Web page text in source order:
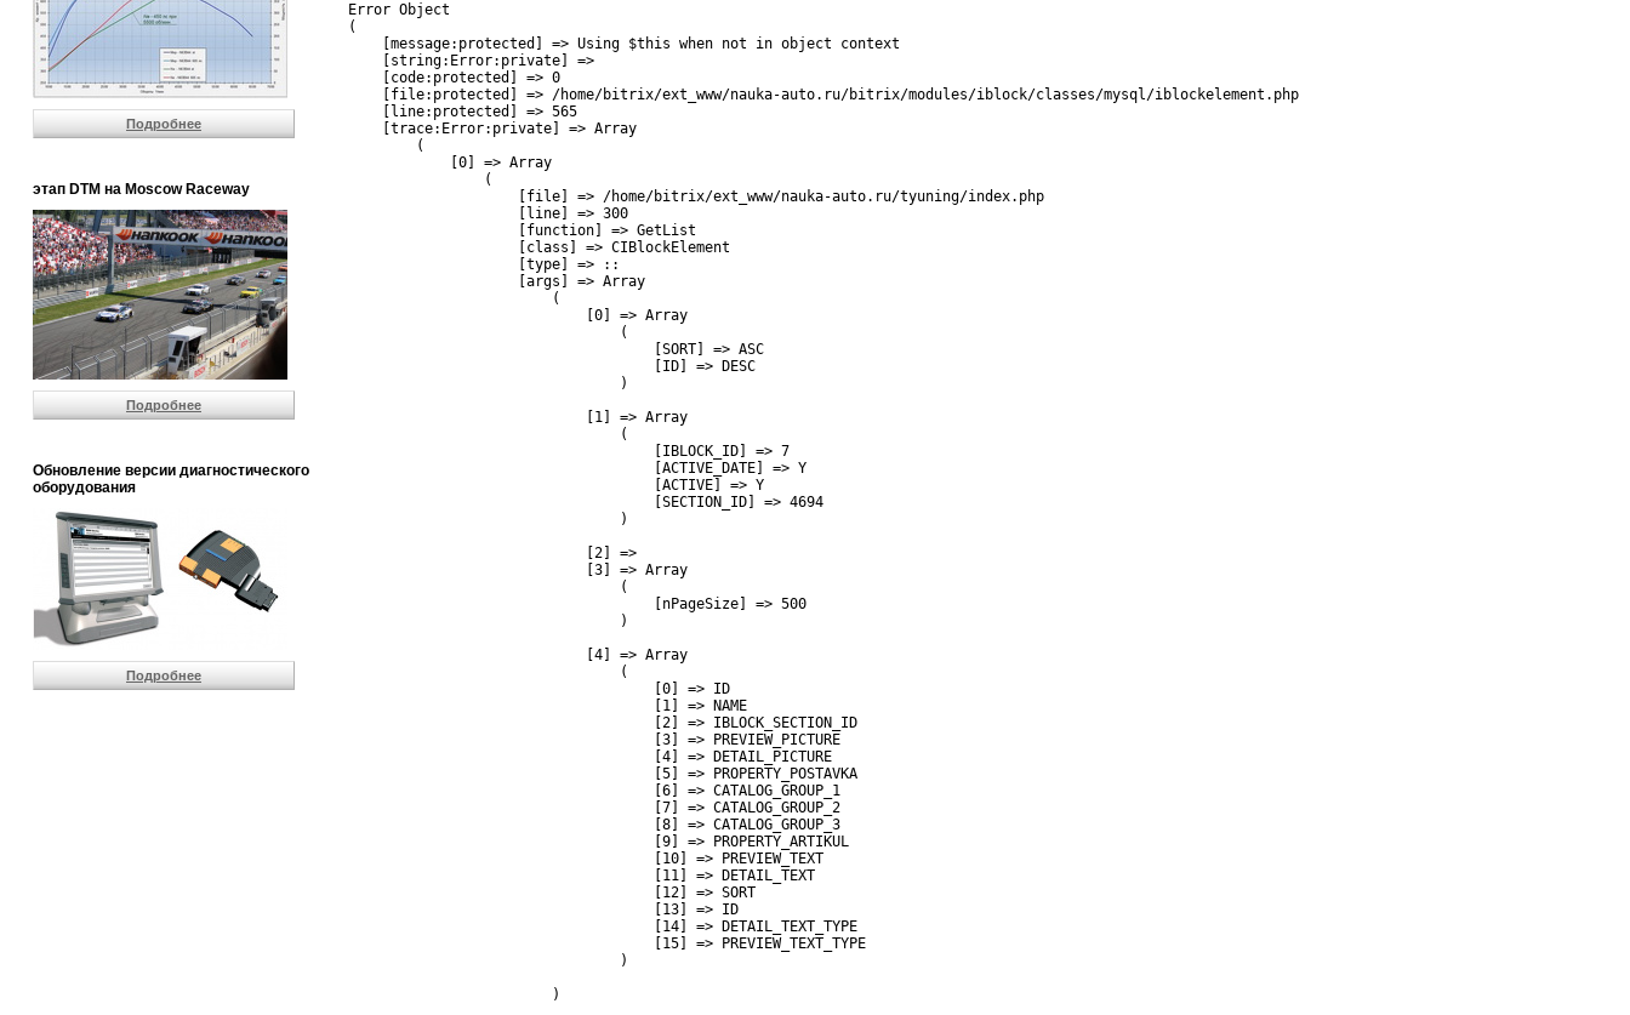
Подробнее
этап DTM на Moscow Raceway
Подробнее
Обновление версии диагностического
оборудования
Подробнее
Error Object
(
    [message:protected] => Using $this when not in object context
    [string:Error:private] =>
    [code:protected] => 0
    [file:protected] => /home/bitrix/ext_www/nauka-auto.ru/bitrix/modules/iblock/classes/mysql/iblockelement.php
    [line:protected] => 565
    [trace:Error:private] => Array
        (
            [0] => Array
                (
                    [file] => /home/bitrix/ext_www/nauka-auto.ru/tyuning/index.php
                    [line] => 300
                    [function] => GetList
                    [class] => CIBlockElement
                    [type] => ::
                    [args] => Array
                        (
                            [0] => Array
                                (
                                    [SORT] => ASC
                                    [ID] => DESC
                                )
                            [1] => Array
                                (
                                    [IBLOCK_ID] => 7
                                    [ACTIVE_DATE] => Y
                                    [ACTIVE] => Y
                                    [SECTION_ID] => 4694
                                )
                            [2] =>
                            [3] => Array
                                (
                                    [nPageSize] => 500
                                )
                            [4] => Array
                                (
                                    [0] => ID
                                    [1] => NAME
                                    [2] => IBLOCK_SECTION_ID
                                    [3] => PREVIEW_PICTURE
                                    [4] => DETAIL_PICTURE
                                    [5] => PROPERTY_POSTAVKA
                                    [6] => CATALOG_GROUP_1
                                    [7] => CATALOG_GROUP_2
                                    [8] => CATALOG_GROUP_3
                                    [9] => PROPERTY_ARTIKUL
                                    [10] => PREVIEW_TEXT
                                    [11] => DETAIL_TEXT
                                    [12] => SORT
                                    [13] => ID
                                    [14] => DETAIL_TEXT_TYPE
                                    [15] => PREVIEW_TEXT_TYPE
                                )
                        )